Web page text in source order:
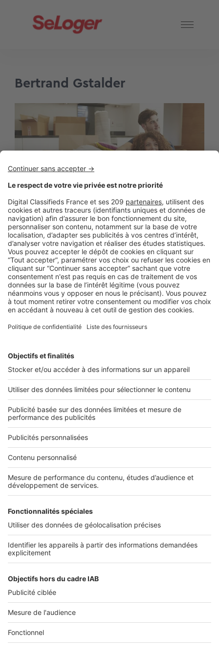
Bertrand Gstalder
LE MARCHÉ,LES CHIFFRES
Satisfaction Clients : 8 Français sur 10
satisfaits de leur logement !
Connaitre l'état du marché c'est bien. Connaitre la
satisfaction de vos clients par rapport à leur logement, ...
2 rue des Italiens 75009 Paris
01 53 38 80 00
Nos solutions pro
Actualités pro
Nous contacter
Connexion à My SeLoger Pro
Espace Presse